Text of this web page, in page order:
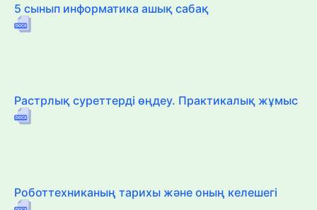
5 сынып информатика ашық сабақ
Растрлық суреттерді өңдеу. Практикалық жұмыс
Роботтехниканың тарихы және оның келешегі